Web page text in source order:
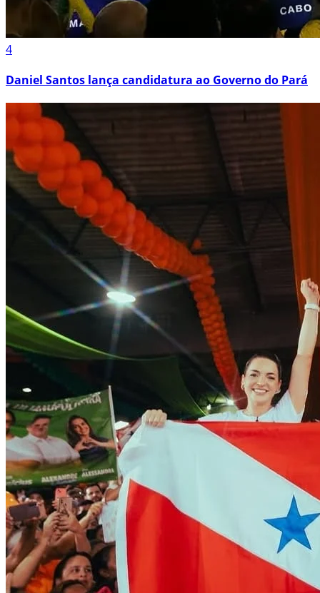
4
Daniel Santos lança candidatura ao Governo do Pará